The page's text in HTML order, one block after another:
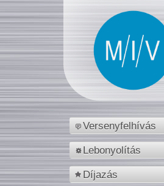
Versenyfelhívás
Lebonyolítás
Díjazás